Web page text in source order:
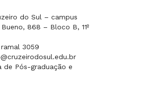
do Sul – campus
868 – Bloco B, 11º
ramal 3059
de Pós-graduação e